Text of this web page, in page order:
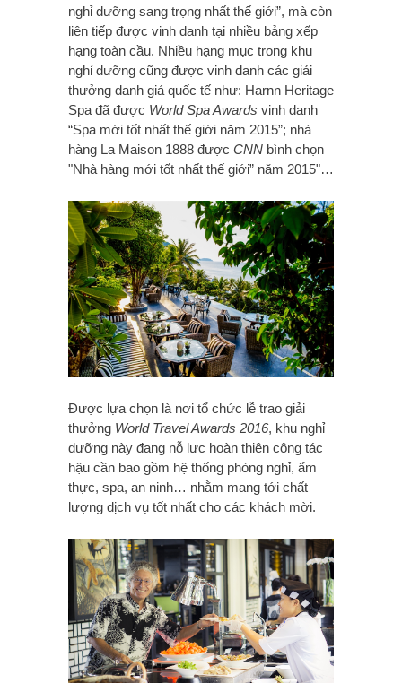
nghỉ dưỡng sang trọng nhất thế giới”, mà còn
liên tiếp được vinh danh tại nhiều bảng xếp
hạng toàn cầu. Nhiều hạng mục trong khu
nghỉ dưỡng cũng được vinh danh các giải
thưởng danh giá quốc tế như: Harnn Heritage
Spa đã được World Spa Awards vinh danh
“Spa mới tốt nhất thế giới năm 2015”; nhà
hàng La Maison 1888 được CNN bình chọn
"Nhà hàng mới tốt nhất thế giới” năm 2015"…
Được lựa chọn là nơi tổ chức lễ trao giải
thưởng World Travel Awards 2016, khu nghỉ
dưỡng này đang nỗ lực hoàn thiện công tác
hậu cần bao gồm hệ thống phòng nghỉ, ẩm
thực, spa, an ninh… nhằm mang tới chất
lượng dịch vụ tốt nhất cho các khách mời.